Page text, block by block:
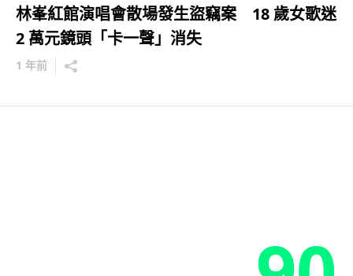
林峯紅館演唱會散場發生盜竊案 18 歲女歌迷
2 萬元鏡頭「卡一聲」消失
1 年前